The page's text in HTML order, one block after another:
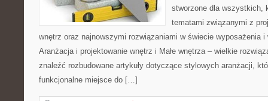
stworzone dla wszystkich,
tematami związanymi z
wnętrz oraz najnowszymi rozwiązaniami w świecie wyposażenia
Aranżacja i projektowanie wnętrz i Małe wnętrza – wielkie
znaleźć rozbudowane artykuły dotyczące stylowych aranżacji,
funkcjonalne miejsce do […]